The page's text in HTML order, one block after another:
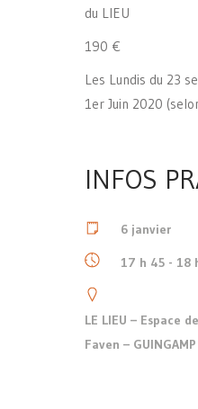
du LIEU
190 €
Les Lundis du 23
1er Juin 2020
INFOS
6 janvier
17 h 45 - 18
LE LIEU – Espace
Faven – GUINGAMP